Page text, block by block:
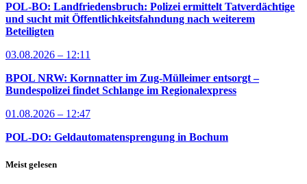
POL-BO: Landfriedensbruch: Polizei ermittelt Tatverdächtige
und sucht mit Öffentlichkeitsfahndung nach weiterem
Beteiligten
03.08.2026 – 12:11
BPOL NRW: Kornnatter im Zug-Mülleimer entsorgt –
Bundespolizei findet Schlange im Regionalexpress
01.08.2026 – 12:47
POL-DO: Geldautomatensprengung in Bochum
Meist gelesen